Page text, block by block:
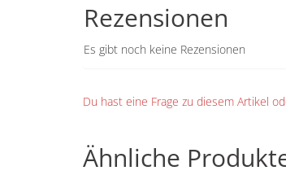
Rezensionen
Es gibt noch keine Rezensionen
Du hast eine Frage zu diesem Artikel
Ähnliche